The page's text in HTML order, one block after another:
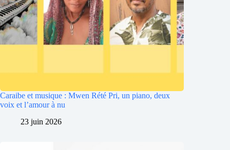
Caraibe et musique : Mwen Rété Pri, un piano, deux
voix et l’amour à nu
23 juin 2026